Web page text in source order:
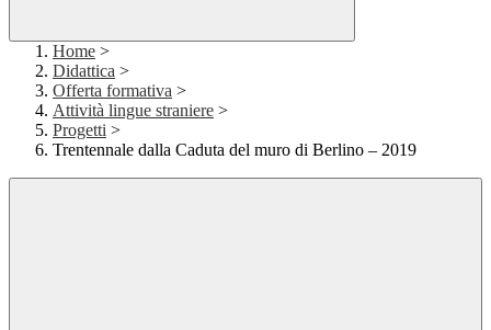
Home >
Didattica >
Offerta formativa >
Attività lingue straniere >
Progetti >
Trentennale dalla Caduta del muro di Berlino – 2019